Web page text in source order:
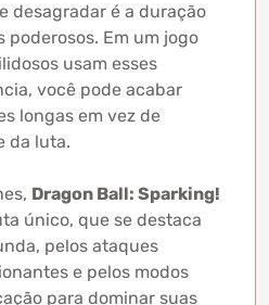
desagradar é a duração
poderosos. Em um jogo
usam esses
você pode acabar
longas em vez de
da luta.
Dragon Ball: Sparking!
único, que se destaca
pelos ataques
e pelos modos
para dominar suas